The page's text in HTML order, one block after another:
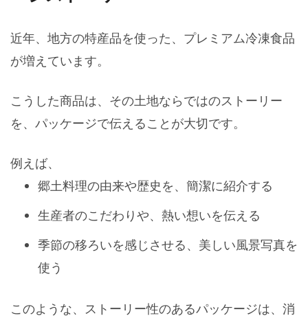
近年、地方の特産品を使った、プレミアム冷凍食品
が増えています。
こうした商品は、その土地ならではのストーリー
を、パッケージで伝えることが大切です。
例えば、
郷土料理の由来や歴史を、簡潔に紹介する
生産者のこだわりや、熱い想いを伝える
季節の移ろいを感じさせる、美しい風景写真を
使う
このような、ストーリー性のあるパッケージは、消